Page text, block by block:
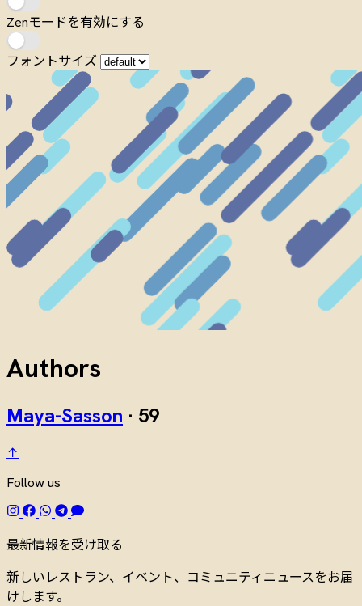
Zenモードを有効にする
フォントサイズ
Authors
Maya-Sasson · 59
↑
Follow us
最新情報を受け取る
新しいレストラン、イベント、コミュニティニュースをお届
けします。